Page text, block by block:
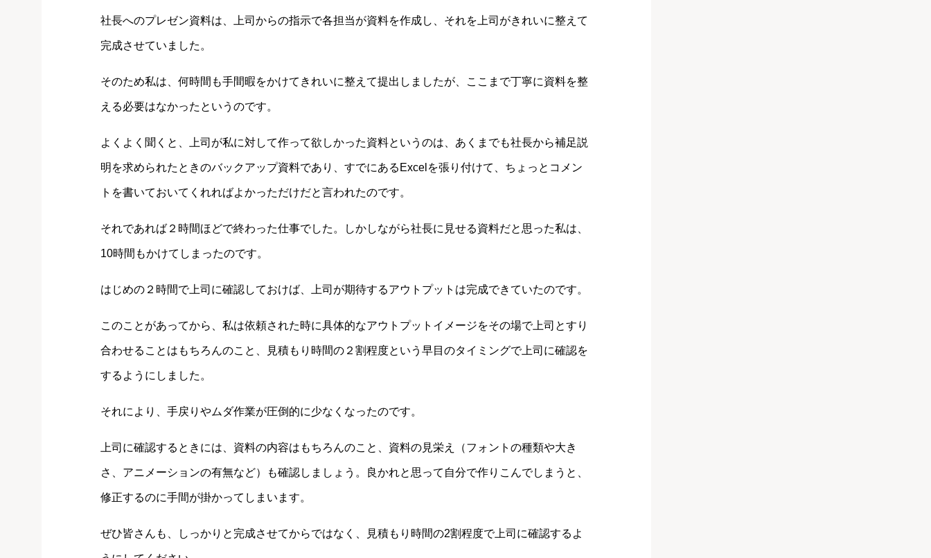
社長へのプレゼン資料は、上司からの指示で各担当が資料を作成し、それを上司がきれいに整えて
完成させていました。
そのため私は、何時間も手間暇をかけてきれいに整えて提出しましたが、ここまで丁寧に資料を整
える必要はなかったというのです。
よくよく聞くと、上司が私に対して作って欲しかった資料というのは、あくまでも社長から補足説
明を求められたときのバックアップ資料であり、すでにあるExcelを張り付けて、ちょっとコメン
トを書いておいてくれればよかっただけだと言われたのです。
それであれば２時間ほどで終わった仕事でした。しかしながら社長に見せる資料だと思った私は、
10時間もかけてしまったのです。
はじめの２時間で上司に確認しておけば、上司が期待するアウトプットは完成できていたのです。
このことがあってから、私は依頼された時に具体的なアウトプットイメージをその場で上司とすり
合わせることはもちろんのこと、見積もり時間の２割程度という早目のタイミングで上司に確認を
するようにしました。
それにより、手戻りやムダ作業が圧倒的に少なくなったのです。
上司に確認するときには、資料の内容はもちろんのこと、資料の見栄え（フォントの種類や大き
さ、アニメーションの有無など）も確認しましょう。良かれと思って自分で作りこんでしまうと、
修正するのに手間が掛かってしまいます。
ぜひ皆さんも、しっかりと完成させてからではなく、見積もり時間の2割程度で上司に確認するよ